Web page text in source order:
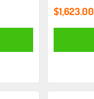
$1,623.00